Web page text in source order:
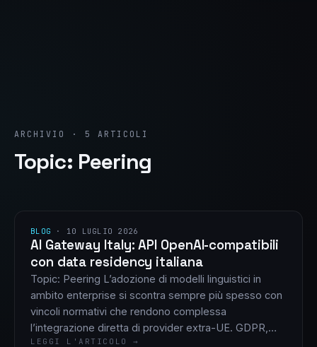
ARCHIVIO · 5 ARTICOLI
Topic: Peering
BLOG · 10 LUGLIO 2026
AI Gateway Italy: API OpenAI-compatibili
con data residency italiana
Topic: Peering L’adozione di modelli linguistici in
ambito enterprise si scontra sempre più spesso con
vincoli normativi che rendono complessa
l’integrazione diretta di provider extra-UE. GDPR,…
LEGGI L'ARTICOLO →